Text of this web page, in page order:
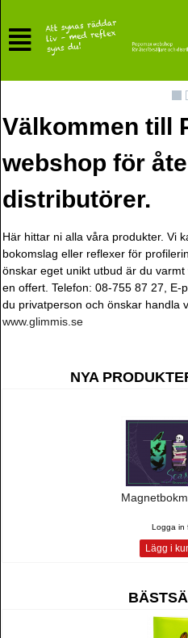
Välkommen till
webshop för
distributörer.
Här hittar ni alla våra produkter. Vi
bokomslag eller reflexer för
önskar eget unikt utbud är du
en offert. Telefon: 08-755 87 27, E-
du privatperson och önskar handla
www.glimmis.se
NYA
Logga in
Lägg i